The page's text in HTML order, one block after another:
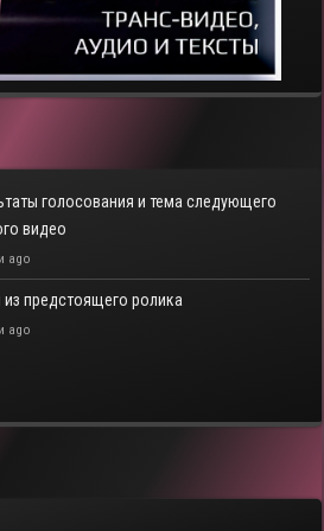
голосования и тема следующего
видео
ago
предстоящего ролика
ago